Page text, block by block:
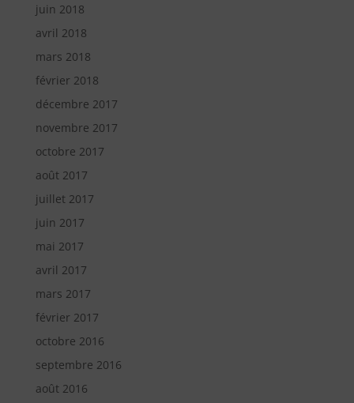
juin 2018
avril 2018
mars 2018
février 2018
décembre 2017
novembre 2017
octobre 2017
août 2017
juillet 2017
juin 2017
mai 2017
avril 2017
mars 2017
février 2017
octobre 2016
septembre 2016
août 2016